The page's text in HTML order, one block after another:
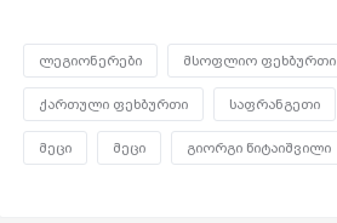
ლეგიონერები მსოფლიო ფეხბურთი
ქართული ფეხბურთი საფრანგეთი
მეცი მეცი გიორგი წიტაიშვილი